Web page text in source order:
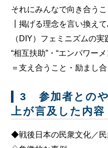
それにみんなで向き合う
┃掲げる理念を言い換えて
（DIY）フェミニズムの
“相互扶助”・“エンパワーメ
＝支え合うこと・励まし
3 参加者との
上が言及した内容
◆戦後日本の民衆文化／民